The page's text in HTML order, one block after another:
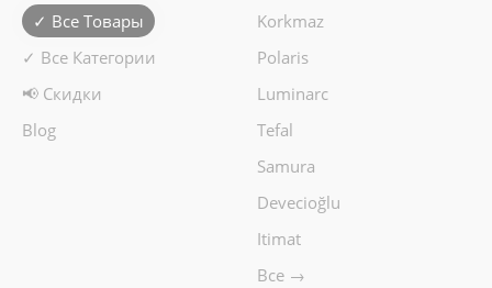
✓ Все Товары
✓ Все Категории
📢 Скидки
Blog
Korkmaz
Polaris
Luminarc
Tefal
Samura
Devecioğlu
Itimat
Все →